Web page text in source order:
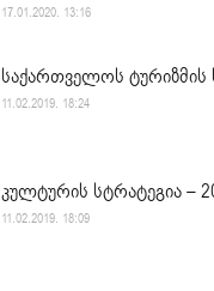
17.01.2020. 13:16
საქართველოს ტურიზმის
11.02.2019. 18:24
კულტურის სტრატეგია –
11.02.2019. 18:09